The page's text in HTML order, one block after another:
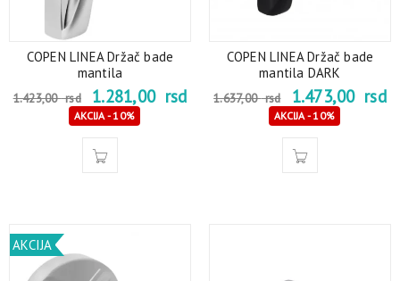
COPEN LINEA Držač bade
mantila
1.423,00rsd 1.281,00 rsd
AKCIJA - 10%
COPEN LINEA Držač bade
mantila DARK
1.637,00rsd 1.473,00 rsd
AKCIJA - 10%
AKCIJA